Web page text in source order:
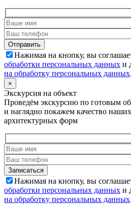
Нажимая на кнопку, вы
обработки персональных данных и
на обработку персональных данных.
×
Экскурсия на объект
Проведём экскурсию по готовым
и наглядно покажем качество
архитектурных форм
Нажимая на кнопку, вы
обработки персональных данных и
на обработку персональных данных.